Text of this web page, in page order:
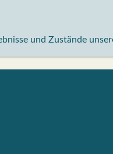
und Zustände